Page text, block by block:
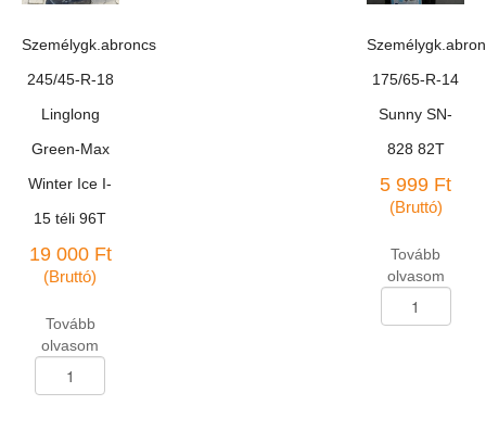
mennyiség
Személygk.abroncs
245/45-R-18
Linglong
Green-Max
Winter Ice I-
15 téli 96T
19 000 Ft
(Bruttó)
Tovább
olvasom
Személygk.abroncs
245/45-
175/65-R-14
Sunny SN-
828 82T
5 999 Ft
(Bruttó)
Tovább
olvasom
175/65-